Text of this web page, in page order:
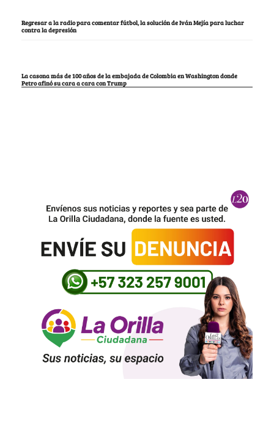
Regresar a la radio para comentar fútbol, la solución de Iván Mejía para luchar
contra la depresión
La casona más de 100 años de la embajada de Colombia en Washington donde
Petro afinó su cara a cara con Trump